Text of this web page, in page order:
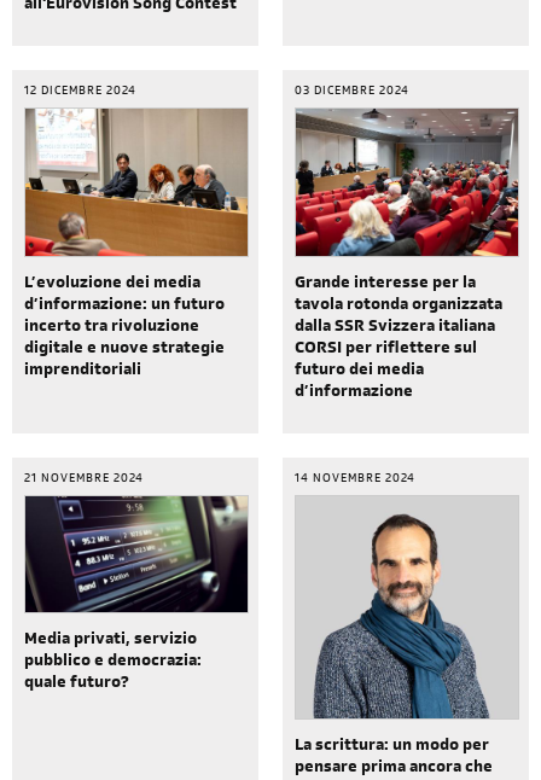
all'Eurovision Song Contest
12 DICEMBRE 2024
L’evoluzione dei media
d’informazione: un futuro
incerto tra rivoluzione
digitale e nuove strategie
imprenditoriali
03 DICEMBRE 2024
Grande interesse per la
tavola rotonda organizzata
dalla SSR Svizzera italiana
CORSI per riflettere sul
futuro dei media
d’informazione
21 NOVEMBRE 2024
Media privati, servizio
pubblico e democrazia:
quale futuro?
14 NOVEMBRE 2024
La scrittura: un modo per
pensare prima ancora che